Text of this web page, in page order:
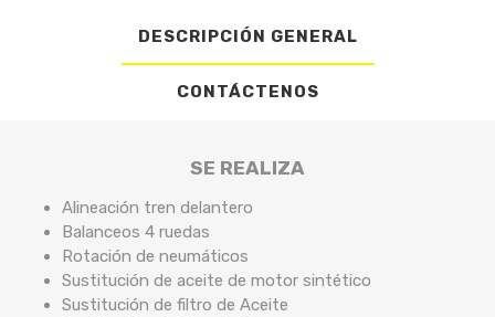
DESCRIPCIÓN GENERAL
CONTÁCTENOS
SE REALIZA
Alineación tren delantero
Balanceos 4 ruedas
Rotación de neumáticos
Sustitución de aceite de motor sintético
Sustitución de filtro de Aceite